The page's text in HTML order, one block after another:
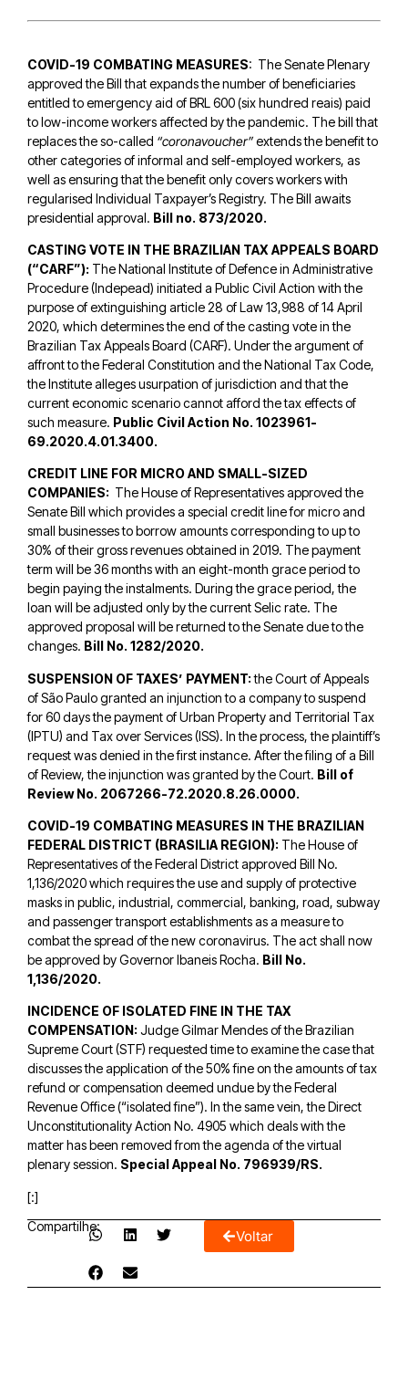
COVID-19 COMBATING MEASURES: The Senate Plenary
approved the Bill that expands the number of beneficiaries
entitled to emergency aid of BRL 600 (six hundred reais) paid
to low-income workers affected by the pandemic. The bill that
replaces the so-called “coronavoucher”extends the benefit to
other categories of informal and self-employed workers, as
well as ensuring that the benefit only covers workers with
regularised Individual Taxpayer’s Registry. The Bill awaits
presidential approval. Bill no. 873/2020.
CASTING VOTE IN THE BRAZILIAN TAX APPEALS BOARD
(“CARF”): The National Institute of Defence in Administrative
Procedure (Indepead) initiated a Public Civil Action with the
purpose of extinguishing article 28 of Law 13,988 of 14 April
2020, which determines the end of the casting vote in the
Brazilian Tax Appeals Board (CARF). Under the argument of
affront to the Federal Constitution and the National Tax Code,
the Institute alleges usurpation of jurisdiction and that the
current economic scenario cannot afford the tax effects of
such measure. Public Civil Action No. 1023961-
69.2020.4.01.3400.
CREDIT LINE FOR MICRO AND SMALL-SIZED
COMPANIES: The House of Representatives approved the
Senate Bill which provides a special credit line for micro and
small businesses to borrow amounts corresponding to up to
30% of their gross revenues obtained in 2019. The payment
term will be 36 months with an eight-month grace period to
begin paying the instalments. During the grace period, the
loan will be adjusted only by the current Selic rate. The
approved proposal will be returned to the Senate due to the
changes. Bill No. 1282/2020.
SUSPENSION OF TAXES’ PAYMENT:the Court of Appeals
of São Paulo granted an injunction to a company to suspend
for 60 days the payment of Urban Property and Territorial Tax
(IPTU) and Tax over Services (ISS). In the process, the plaintiff’s
request was denied in the first instance. After the filing of a Bill
of Review, the injunction was granted by the Court. Bill of
Review No. 2067266-72.2020.8.26.0000.
COVID-19 COMBATING MEASURES IN THE BRAZILIAN
FEDERAL DISTRICT (BRASILIA REGION): The House of
Representatives of the Federal District approved Bill No.
1,136/2020 which requires the use and supply of protective
masks in public, industrial, commercial, banking, road, subway
and passenger transport establishments as a measure to
combat the spread of the new coronavirus. The act shall now
be approved by Governor Ibaneis Rocha. Bill No.
1,136/2020.
INCIDENCE OF ISOLATED FINE IN THE TAX
COMPENSATION: Judge Gilmar Mendes of the Brazilian
Supreme Court (STF) requested time to examine the case that
discusses the application of the 50% fine on the amounts of tax
refund or compensation deemed undue by the Federal
Revenue Office (“isolated fine”). In the same vein, the Direct
Unconstitutionality Action No. 4905 which deals with the
matter has been removed from the agenda of the virtual
plenary session. Special Appeal No. 796939/RS.
[:]
Compartilhe:
Voltar